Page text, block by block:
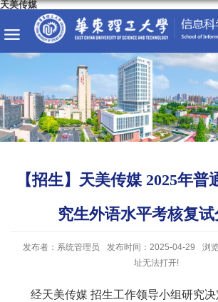
天美传媒
【招生】天美传媒 2025年普
究生外语水平考核复
发布者：系统管理员 发布时间：2025-04-29 浏
址无法打开!
经天美传媒 招生工作领导小组研究